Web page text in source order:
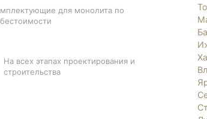
для монолита по
На всех этапах проектирования и
строительства